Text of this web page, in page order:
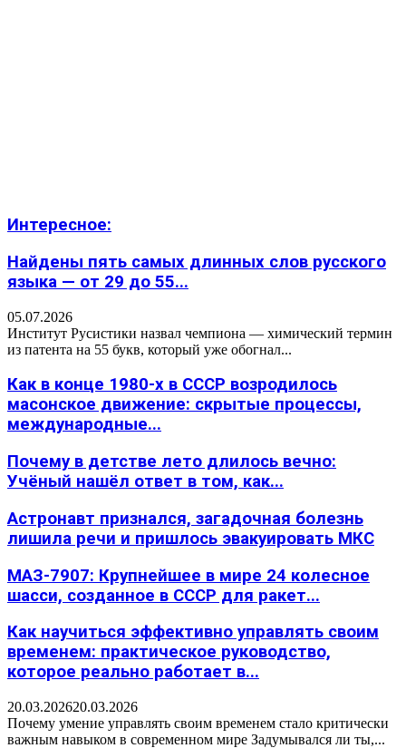
Интересное:
Найдены пять самых длинных слов русского
языка — от 29 до 55...
05.07.2026
Институт Русистики назвал чемпиона — химический термин
из патента на 55 букв, который уже обогнал...
Как в конце 1980-х в СССР возродилось
масонское движение: скрытые процессы,
международные...
Почему в детстве лето длилось вечно:
Учёный нашёл ответ в том, как...
Астронавт признался, загадочная болезнь
лишила речи и пришлось эвакуировать МКС
МАЗ-7907: Крупнейшее в мире 24 колесное
шасси, созданное в СССР для ракет...
Как научиться эффективно управлять своим
временем: практическое руководство,
которое реально работает в...
20.03.202620.03.2026
Почему умение управлять своим временем стало критически
важным навыком в современном мире Задумывался ли ты,...